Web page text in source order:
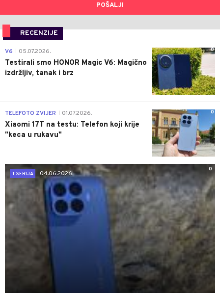
POŠALJI
RECENZIJE
0
V6 05.07.2026.
Testirali smo HONOR Magic V6: Magično
izdržljiv, tanak i brz
0
TELEFOTO ZVIJER 01.07.2026.
Xiaomi 17T na testu: Telefon koji krije
"keca u rukavu"
0
T SERIJA
04.06.2026.